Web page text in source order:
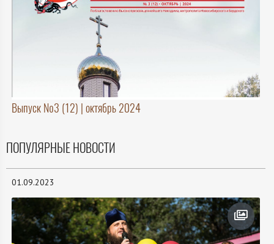
Выпуск №3 (12) | октябрь 2024
ПОПУЛЯРНЫЕ НОВОСТИ
01.09.2023